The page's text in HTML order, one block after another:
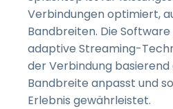
Verbindungen optimiert,
Bandbreiten. Die
adaptive Streaming-
der Verbindung
Bandbreite anpasst und
Erlebnis gewährleistet.